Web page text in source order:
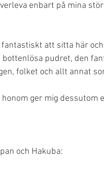
enbart på mina
att sitta här
pudret, den
folket och allt annat
ger mig dessutom
och Hakuba: